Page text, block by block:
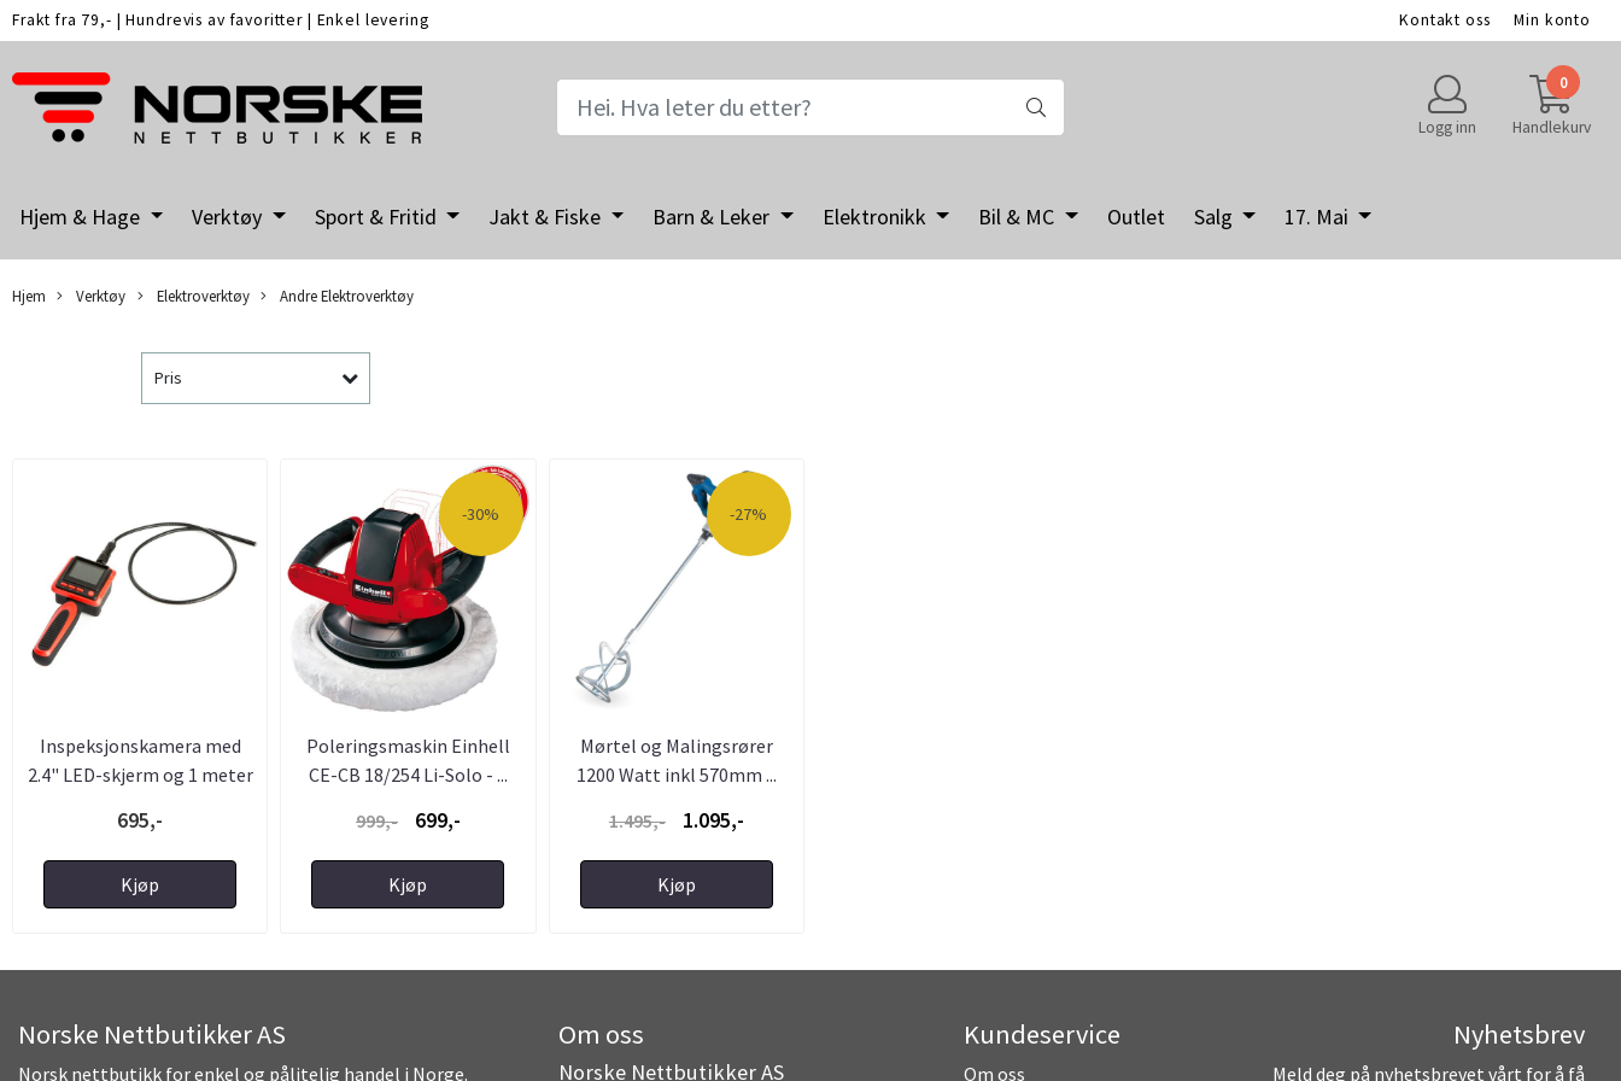
Frakt fra 79,- |Hundrevis av favoritter | Enkel levering Kontakt oss Min konto
Logg inn
0
Handlekurv
Hjem & Hage Verktøy Sport & Fritid Jakt & Fiske Barn & Leker Elektronikk Bil & MC Outlet Salg 17. Mai
Hjem Verktøy Elektroverktøy Andre Elektroverktøy
Pris
Inspeksjonskamera med
2.4" LED-skjerm og 1 meter
695,-
Kjøp
-30%
Poleringsmaskin Einhell
CE-CB 18/254 Li-Solo - ...
999,-
699,-
Kjøp
-27%
Mørtel og Malingsrører
1200 Watt inkl 570mm ...
1.495,-
1.095,-
Kjøp
Norske Nettbutikker AS
Norsk nettbutikk for enkel og pålitelig handel i Norge.
Om oss
Norske Nettbutikker AS
Kundeservice
Om oss
Nyhetsbrev
Meld deg på nyhetsbrevet vårt for å få